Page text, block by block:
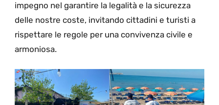
impegno nel garantire la legalità e la sicurezza
delle nostre coste, invitando cittadini e turisti a
rispettare le regole per una convivenza civile e
armoniosa.